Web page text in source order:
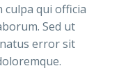
qui officia
Sed ut
error sit